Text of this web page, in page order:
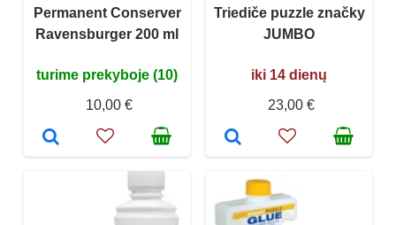
Permanent Conserver
Ravensburger 200 ml
turime prekyboje (10)
10,00 €
Triediče puzzle značky
JUMBO
iki 14 dienų
23,00 €